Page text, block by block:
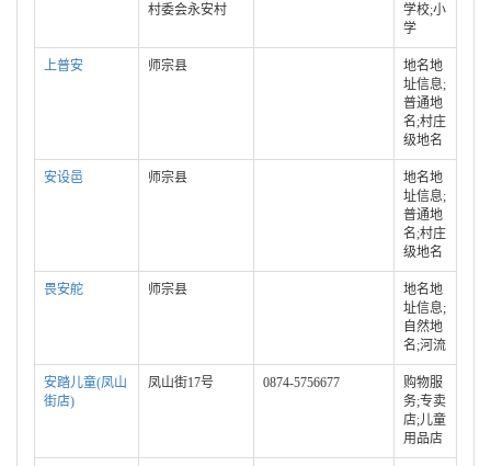
村委会永安村
学校;小
学
上普安 师宗县
地名地
址信息;
普通地
名;村庄
级地名
安设邑 师宗县
地名地
址信息;
普通地
名;村庄
级地名
畏安舵 师宗县
地名地
址信息;
自然地
名;河流
安踏儿童(凤山
街店)
凤山街17号 0874-5756677
购物服
务;专卖
店;儿童
用品店